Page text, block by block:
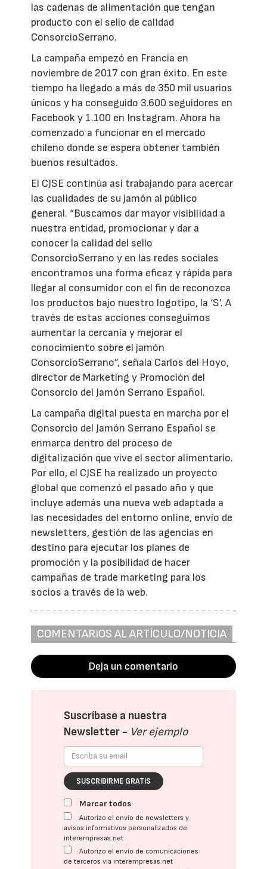
las cadenas de alimentación que tengan
producto con el sello de calidad
ConsorcioSerrano.
La campaña empezó en Francia en
noviembre de 2017 con gran éxito. En este
tiempo ha llegado a más de 350 mil usuarios
únicos y ha conseguido 3.600 seguidores en
Facebook y 1.100 en Instagram. Ahora ha
comenzado a funcionar en el mercado
chileno donde se espera obtener también
buenos resultados.
El CJSE continúa así trabajando para acercar
las cualidades de su jamón al público
general. “Buscamos dar mayor visibilidad a
nuestra entidad, promocionar y dar a
conocer la calidad del sello
ConsorcioSerrano y en las redes sociales
encontramos una forma eficaz y rápida para
llegar al consumidor con el fin de reconozca
los productos bajo nuestro logotipo, la ‘S’. A
través de estas acciones conseguimos
aumentar la cercanía y mejorar el
conocimiento sobre el jamón
ConsorcioSerrano”, señala Carlos del Hoyo,
director de Marketing y Promoción del
Consorcio del Jamón Serrano Español.
La campaña digital puesta en marcha por el
Consorcio del Jamón Serrano Español se
enmarca dentro del proceso de
digitalización que vive el sector alimentario.
Por ello, el CJSE ha realizado un proyecto
global que comenzó el pasado año y que
incluye además una nueva web adaptada a
las necesidades del entorno online, envío de
newsletters, gestión de las agencias en
destino para ejecutar los planes de
promoción y la posibilidad de hacer
campañas de trade marketing para los
socios a través de la web.
COMENTARIOS AL ARTÍCULO/NOTICIA
Deja un comentario
Suscríbase a nuestra
Newsletter - Ver ejemplo
SUSCRIBIRME GRATIS
Marcar todos
Autorizo el envío de newsletters y
avisos informativos personalizados de
interempresas.net
Autorizo el envío de comunicaciones
de terceros vía interempresas.net